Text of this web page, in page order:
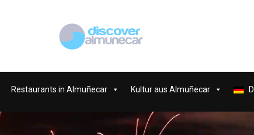
Restaurants in Almuñecar Kultur aus Almuñecar